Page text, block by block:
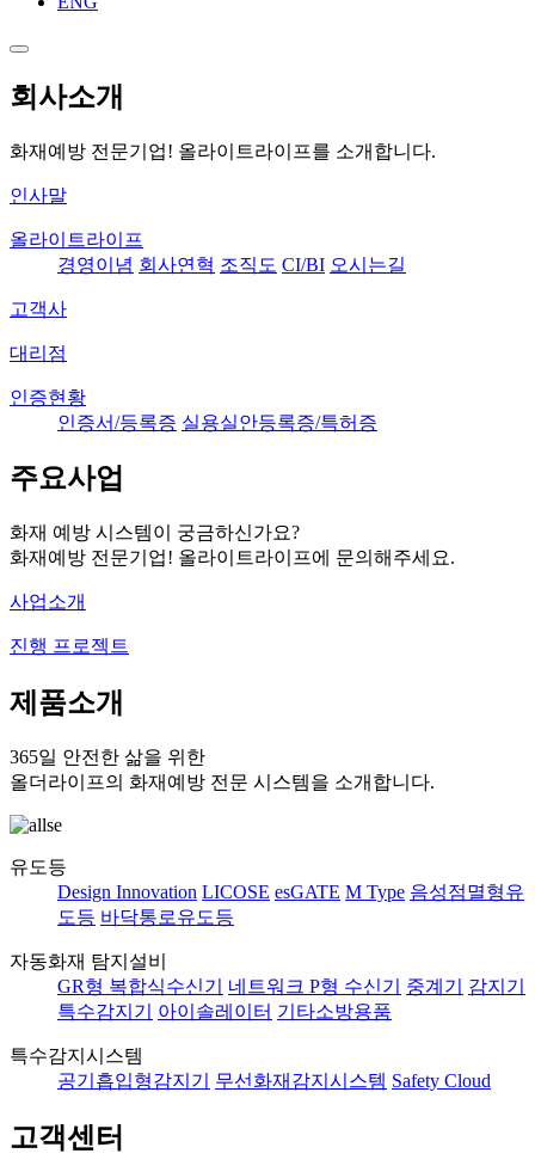
회사소개
화재예방 전문기업! 올라이트라이프를 소개합니다.
인사말
올라이트라이프
경영이념 회사연혁 조직도 CI/BI 오시는길
고객사
대리점
인증현황
인증서/등록증 실용실안등록증/특허증
주요사업
화재 예방 시스템이 궁금하신가요?
화재예방 전문기업! 올라이트라이프에 문의해주세요.
사업소개
진행 프로젝트
제품소개
365일 안전한 삶을 위한
올더라이프의 화재예방 전문 시스템을 소개합니다.
유도등
Design Innovation LICOSE esGATE M Type 음성점멸형유
도등 바닥통로유도등
자동화재 탐지설비
GR형 복합식수신기
네트워크 P형 수신기 중계기
감지기
특수감지기
아이솔레이터 기타소방용품
특수감지시스템
공기흡입형감지기
무선화재감지시스템 Safety Cloud
고객센터